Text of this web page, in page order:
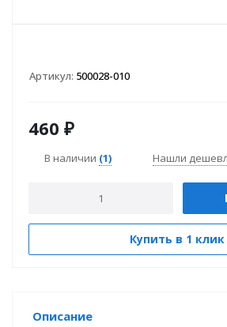
Артикул: 500028-010
460 ₽
В наличии (1) Нашли
Купить в 1 клик
Описание